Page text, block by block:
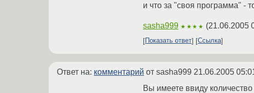
и что за "своя программа" -
sasha999 ★★★★ (21.06.2005
Показать ответ Ссылка
Ответ на: комментарий от sasha999 21.06.2005
Вы имеете ввиду